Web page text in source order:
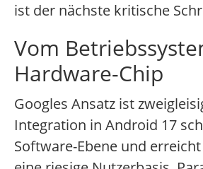
ist der nächste kritische
Vom
Hardware-Chip
Googles Ansatz ist
Integration in Android 17
Software-Ebene und